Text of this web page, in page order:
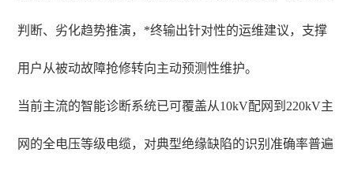
判断、劣化趋势推演，*终输出针对性的运维建议，支撑
用户从被动故障抢修转向主动预测性维护。
当前主流的智能诊断系统已可覆盖从10kV配网到220kV主
网的全电压等级电缆，对典型绝缘缺陷的识别准确率普遍